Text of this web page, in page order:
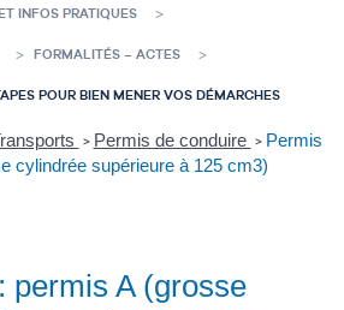
INFOS PRATIQUES
FORMALITÉS – ACTES
POUR BIEN MENER VOS DÉMARCHES
> Permis de conduire > Permis
cylindrée supérieure à 125 cm3)
permis A (grosse